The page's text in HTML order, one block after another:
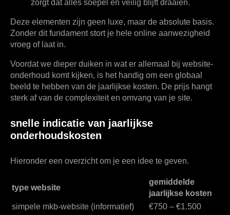
zorgt dat alles soepel en veilig blijft draaien.
Deze elementen zijn geen luxe, maar de absolute basis.
Zonder dit fundament stort je hele online aanwezigheid
vroeg of laat in.
Voordat we dieper duiken in wat er allemaal bij website-
onderhoud komt kijken, is het handig om een globaal
beeld te hebben van de jaarlijkse kosten. De prijs hangt
sterk af van de complexiteit en omvang van je site.
snelle indicatie van jaarlijkse
onderhoudskosten
Hieronder een overzicht om je een idee te geven.
type website
gemiddelde
jaarlijkse kosten
simpele mkb-website (informatief)
€750 – €1.500